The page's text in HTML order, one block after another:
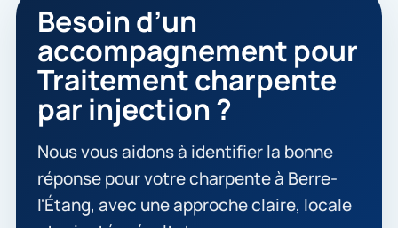
Besoin d’un
accompagnement pour
Traitement charpente
par injection ?
Nous vous aidons à identifier la bonne
réponse pour votre charpente à Berre-
l'Étang, avec une approche claire, locale